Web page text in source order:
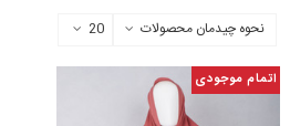
نحوه چیدمان محصولات 20
اتمام موجودی